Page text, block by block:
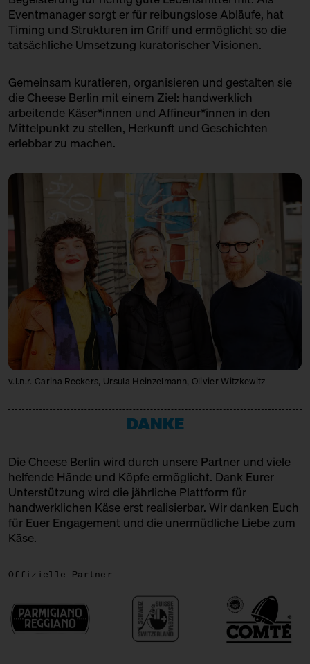
16:00 – 16:30
Parmigiano Reggiano: Let's
crack that Käse!
mit Eirny Sigurðardóttir,
Bühne
16:00 – 16:45 Weinspaziergang zum Dritten
mit Christian Schossau
Weinhandlung Suff
16:30 – 17:00
Klartext Käse: Lagerung
in Kooperation mit dem
Kulturverein Markthalle Neun
e.V. + Marie Neusser
Hinter Big Stuff Ticket 5€
17:00 – 17:30 Exponat Käse: die Verkostung
Ursula Heinzelmann + Sophie
van den Berg
Bühne
Eventmanager sorgt er für reibungslose Abläufe, hat
Timing und Strukturen im Griff und ermöglicht so die
tatsächliche Umsetzung kuratorischer Visionen.
Gemeinsam kuratieren, organisieren und gestalten sie
die Cheese Berlin mit einem Ziel: handwerklich
arbeitende Käser*innen und Affineur*innen in den
Mittelpunkt zu stellen, Herkunft und Geschichten
erlebbar zu machen.
v.l.n.r. Carina Reckers, Ursula Heinzelmann, Olivier Witzkewitz
DANKE
Die Cheese Berlin wird durch unsere Partner und viele
helfende Hände und Köpfe ermöglicht. Dank Eurer
Unterstützung wird die jährliche Plattform für
handwerklichen Käse erst realisierbar. Wir danken Euch
für Euer Engagement und die unermüdliche Liebe zum
Käse.
Offizielle Partner